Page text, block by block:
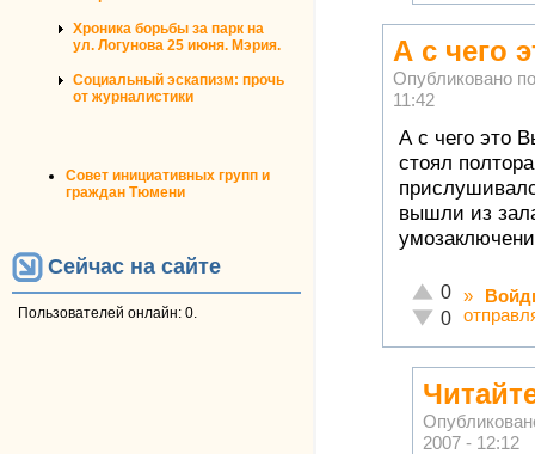
Хроника борьбы за парк на
ул. Логунова 25 июня. Мэрия.
Социальный эскапизм: прочь
от журналистики
Совет инициативных групп и
граждан Тюмени
Сейчас на сайте
Пользователей онлайн: 0.
А с чего
Опубликовано
11:42
А с чего это
стоял
вышли из
Отлично!
0
Неадекватно!
0
»
2007 - 12:12